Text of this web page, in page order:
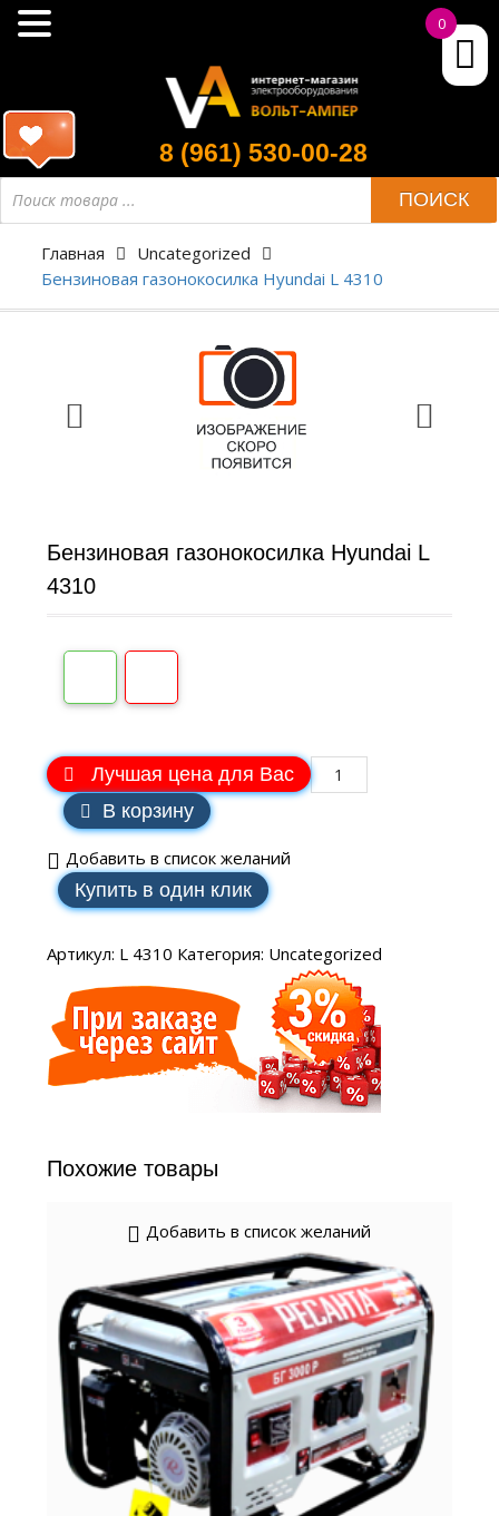
8 (961) 530-00-28
ПОИСК
Главная
Uncategorized
Бензиновая газонокосилка Hyundai L 4310
Бензиновая газонокосилка Hyundai L
4310
Лучшая цена для Вас
В корзину
Добавить в список желаний
Купить в один клик
Артикул: L 4310 Категория: Uncategorized
Похожие товары
Добавить в список желаний
0